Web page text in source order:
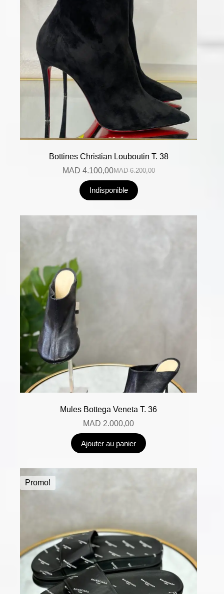
Bottines Christian Louboutin T. 38
MAD6.200,00
MAD 4.100,00
Indisponible
Mules Bottega Veneta T. 36
MAD 2.000,00
Ajouter au panier
Promo!